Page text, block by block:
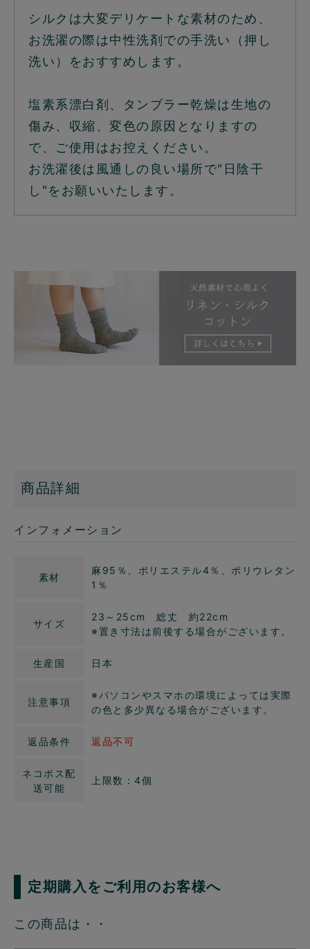
シルクは大変デリケートな素材のため、
お洗濯の際は中性洗剤での手洗い（押し
洗い）をおすすめします。
塩素系漂白剤、タンブラー乾燥は生地の
傷み、収縮、変色の原因となりますの
で、ご使用はお控えください。
お洗濯後は風通しの良い場所で"日陰干
し"をお願いいたします。
商品詳細
インフォメーション
素材
麻95％、ポリエステル4％、ポリウレタン
1％
サイズ
23～25cm 総丈 約22cm
※置き寸法は前後する場合がございます。
生産国 日本
注意事項
※パソコンやスマホの環境によっては実際
の色と多少異なる場合がございます。
返品条件 返品不可
ネコポス配
送可能
上限数：4個
定期購入をご利用のお客様へ
この商品は・・